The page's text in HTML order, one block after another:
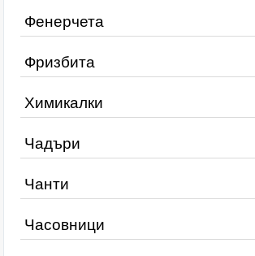
Фенерчета
Фризбита
Химикалки
Чадъри
Чанти
Часовници